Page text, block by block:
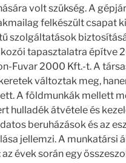
volt szükség. A
felkészült csapat
szolgáltatások
tapasztalatra építve
Fuvar 2000 Kft.-t. A
változtak meg,
A földmunkák mellett
hulladék átvétele és
beruházások és az
jellemzi. A munkatársi
évek során egy